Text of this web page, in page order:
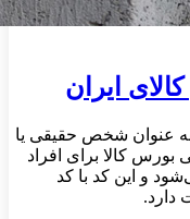
ایران
به عنوان شخص حقیقی یا
بورس کالا برای افراد
و این کد با کد
دارد.